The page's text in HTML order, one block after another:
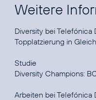
Weitere
Topplatzierung in
Diversity Champions: